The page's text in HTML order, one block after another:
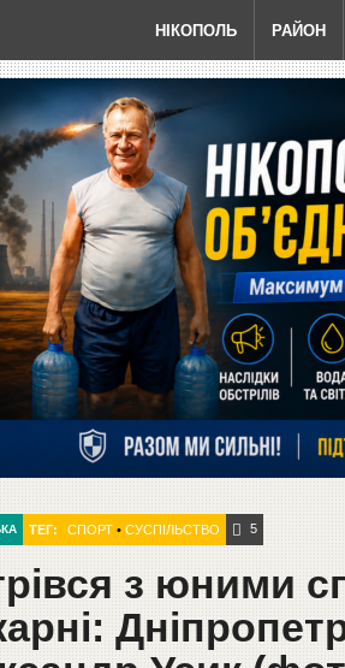
НІКОПОЛЬ РАЙОН
ТЕГ: СПОРТ• СУСПІЛЬСТВО 5
з юними